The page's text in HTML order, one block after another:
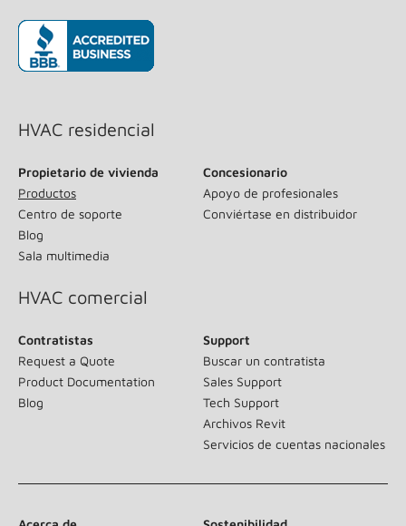
HVAC residencial
Propietario de vivienda
Productos
Centro de soporte
Blog
Sala multimedia
Concesionario
Apoyo de profesionales
Conviértase en distribuidor
HVAC comercial
Contratistas
Request a Quote
Product Documentation
Blog
Support
Buscar un contratista
Sales Support
Tech Support
Archivos Revit
Servicios de cuentas nacionales